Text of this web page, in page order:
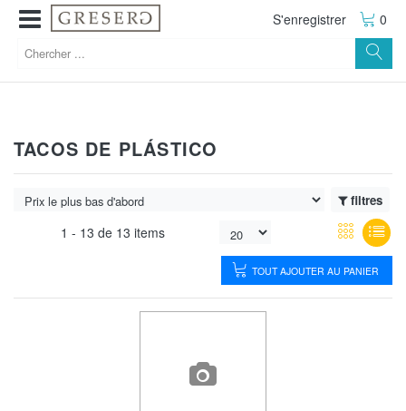
S'enregistrer 0
TACOS DE PLÁSTICO
filtres
1 - 13 de 13 items
TOUT AJOUTER AU PANIER